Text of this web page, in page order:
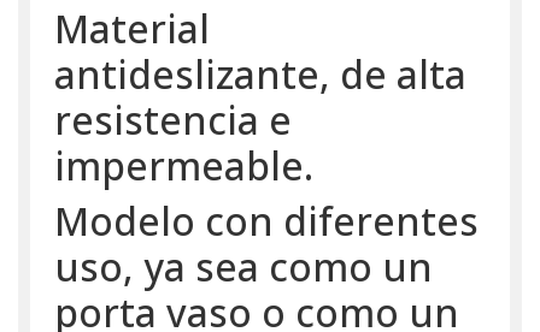
Material
antideslizante, de alta
resistencia e
impermeable.
Modelo con diferentes
uso, ya sea como un
porta vaso o como un